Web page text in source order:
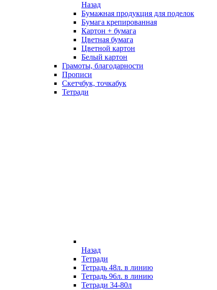
Назад
Бумажная продукция для поделок
Бумага крепированная
Картон + бумага
Цветная бумага
Цветной картон
Белый картон
Грамоты, благодарности
Прописи
Скетчбук, точкабук
Тетради
Назад
Тетради
Тетрадь 48л. в линию
Тетрадь 96л. в линию
Тетради 34-80л